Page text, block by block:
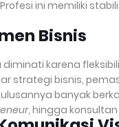
ini memiliki
Bisnis
diminati karena
strategi bisnis,
banyak
, hingga konsultan